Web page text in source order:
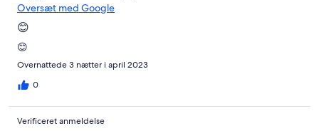
Oversæt med Google
😊
😊
Overnattede 3 nætter i april 2023
0
Verificeret anmeldelse